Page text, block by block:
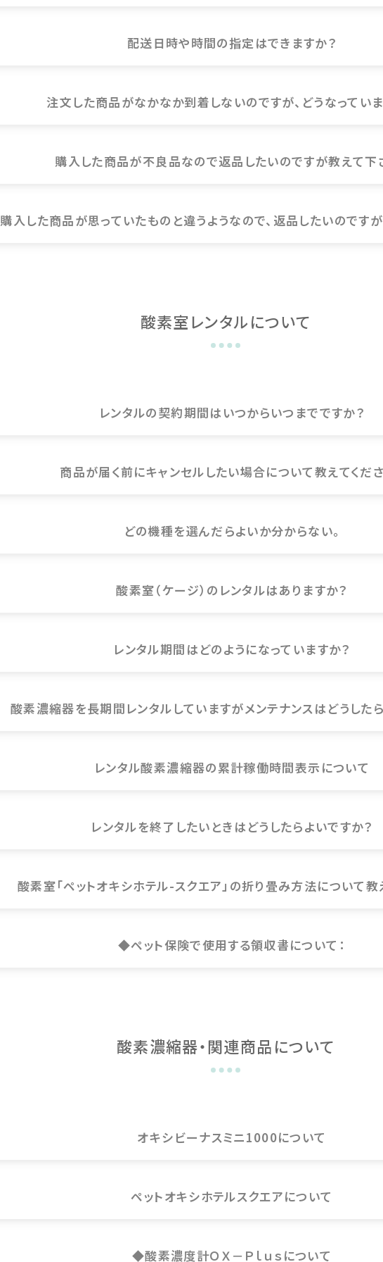
配送日時や時間の指定はできますか？
注文した商品がなかなか到着しないのですが、どうなってい
購入した商品が不良品なので返品したいのですが教えて下
購入した商品が思っていたものと違うようなので、返品したいのです
酸素室レンタルについて
レンタルの契約期間はいつからいつまでですか？
商品が届く前にキャンセルしたい場合について教えてくだ
どの機種を選んだらよいか分からない。
酸素室（ケージ）のレンタルはありますか？
レンタル期間はどのようになっていますか？
酸素濃縮器を長期間レンタルしていますがメンテナンスはどうした
レンタル酸素濃縮器の累計稼働時間表示について
レンタルを終了したいときはどうしたらよいですか？
酸素室「ペットオキシホテル-スクエア」の折り畳み方法について教
◆ペット保険で使用する領収書について：
酸素濃縮器・関連商品について
オキシビーナスミニ1000について
ペットオキシホテルスクエアについて
◆酸素濃度計ＯＸ－Ｐｌｕｓについて